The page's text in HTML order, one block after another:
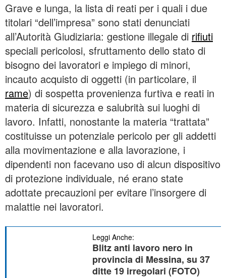
Grave e lunga, la lista di reati per i quali i due
titolari “dell’impresa” sono stati denunciati
all’Autorità Giudiziaria: gestione illegale di rifiuti
speciali pericolosi, sfruttamento dello stato di
bisogno dei lavoratori e impiego di minori,
incauto acquisto di oggetti (in particolare, il
rame) di sospetta provenienza furtiva e reati in
materia di sicurezza e salubrità sui luoghi di
lavoro. Infatti, nonostante la materia “trattata”
costituisse un potenziale pericolo per gli addetti
alla movimentazione e alla lavorazione, i
dipendenti non facevano uso di alcun dispositivo
di protezione individuale, né erano state
adottate precauzioni per evitare l’insorgere di
malattie nei lavoratori.
Leggi Anche:
Blitz anti lavoro nero in
provincia di Messina, su 37
ditte 19 irregolari (FOTO)